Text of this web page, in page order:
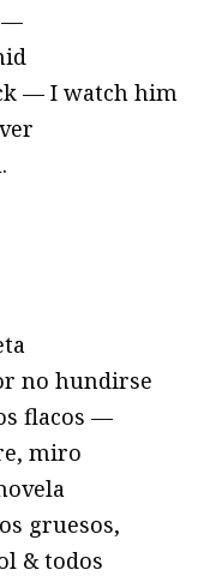
—
— I watch him
no hundirse
flacos —
miro
gruesos,
& todos